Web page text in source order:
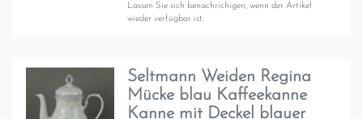
Lassen Sie sich benachrichigen, wenn der Artikel
wieder verfügbar ist.
Seltmann Weiden Regina
Mücke blau Kaffeekanne
Kanne mit Deckel blauer